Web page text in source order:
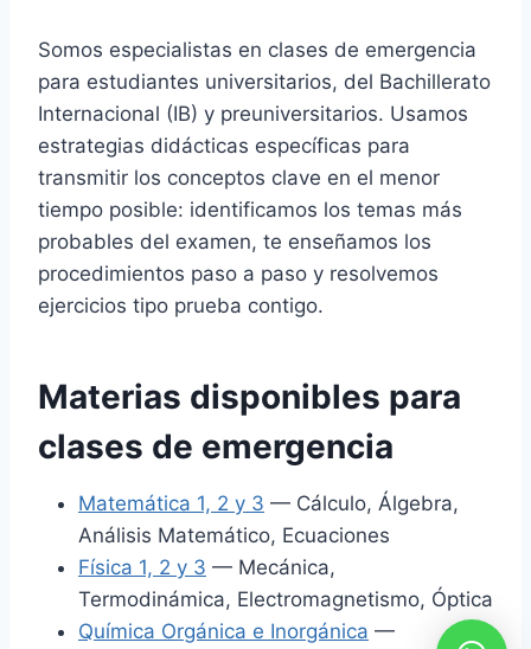
Somos especialistas en clases de emergencia
para estudiantes universitarios, del Bachillerato
Internacional (IB) y preuniversitarios. Usamos
estrategias didácticas específicas para
transmitir los conceptos clave en el menor
tiempo posible: identificamos los temas más
probables del examen, te enseñamos los
procedimientos paso a paso y resolvemos
ejercicios tipo prueba contigo.
Materias disponibles para
clases de emergencia
Matemática 1, 2 y 3 — Cálculo, Álgebra,
Análisis Matemático, Ecuaciones
Física 1, 2 y 3 — Mecánica,
Termodinámica, Electromagnetismo, Óptica
Química Orgánica e Inorgánica —